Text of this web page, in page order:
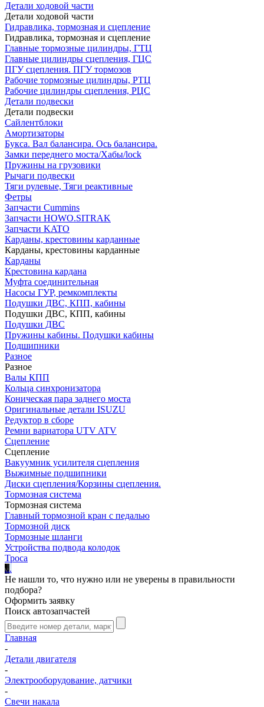
Детали ходовой части
Детали ходовой части
Гидравлика, тормозная и сцепление
Гидравлика, тормозная и сцепление
Главные тормозные цилиндры, ГТЦ
Главные цилиндры сцепления, ГЦС
ПГУ сцепления. ПГУ тормозов
Рабочие тормозные цилиндры, РТЦ
Рабочие цилиндры сцепления, РЦС
Детали подвески
Детали подвески
Cайлентблоки
Амортизаторы
Букса. Вал балансира. Ось балансира.
Замки переднего моста/Хабы/lock
Пружины на грузовики
Рычаги подвески
Тяги рулевые, Тяги реактивные
Фетры
Запчасти Cummins
Запчасти HOWO.SITRAK
Запчасти KATO
Карданы, крестовины карданные
Карданы, крестовины карданные
Карданы
Крестовина кардана
Муфта соединительная
Насосы ГУР, ремкомплекты
Подушки ДВС, КПП, кабины
Подушки ДВС, КПП, кабины
Подушки ДВС
Пружины кабины. Подушки кабины
Подшипники
Разное
Разное
Валы КПП
Кольца синхронизатора
Коническая пара заднего моста
Оригинальные детали ISUZU
Редуктор в сборе
Ремни вариатора UTV ATV
Сцепление
Сцепление
Вакуумник усилителя сцепления
Выжимные подшипники
Диски сцепления/Корзины сцепления.
Тормозная система
Тормозная система
Главный тормозной кран с педалью
Тормозной диск
Тормозные шланги
Устройства подвода колодок
Троса
...
Не нашли то, что нужно или не уверены в правильности
подбора?
Оформить заявку
Поиск автозапчастей
Главная
-
Детали двигателя
-
Электрооборудование, датчики
-
Свечи накала